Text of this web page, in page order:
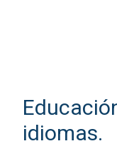
idiomas.